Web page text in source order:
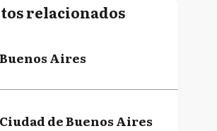
relacionados
Aires
de Buenos Aires